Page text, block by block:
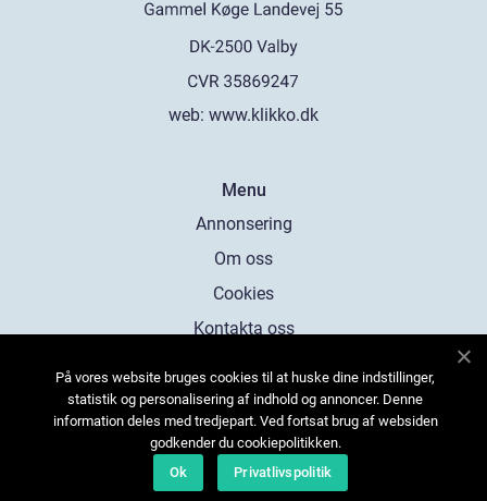
web: www.klikko.dk
Menu
Annonsering
Om oss
Cookies
Kontakta oss
På vores website bruges cookies til at huske dine indstillinger,
statistik og personalisering af indhold og annoncer. Denne
information deles med tredjepart. Ved fortsat brug af websiden
godkender du cookiepolitikken.
Ok
Privatlivspolitik